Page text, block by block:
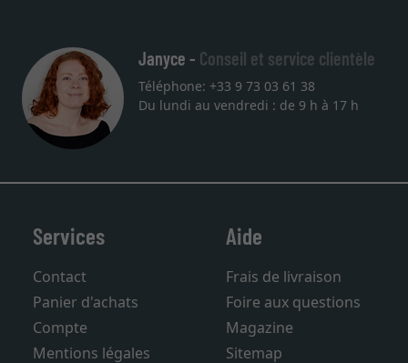
Janyce - Conseil et service clientèle
Téléphone: +33 9 73 03 61 38
Du lundi au vendredi : de 9 h à 17 h
Services
Contact
Panier d'achats
Compte
Mentions légales
Aide
Frais de livraison
Foire aux questions
Magazine
Sitemap